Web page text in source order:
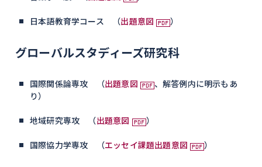
日本語教育学コース （出題意図 ）
グローバルスタディーズ研究科
国際関係論専攻 （出題意図
、解答例内に明示もあ
り）
地域研究専攻 （出題意図 ）
国際協力学専攻 （エッセイ課題出題意図 ）